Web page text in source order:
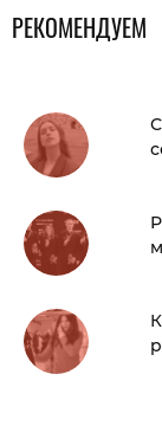
РЕКОМЕНДУЕМ